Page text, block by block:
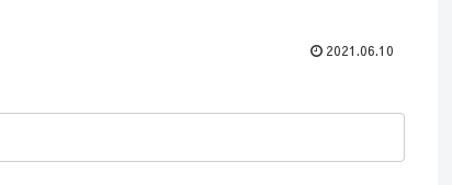
2021.06.10